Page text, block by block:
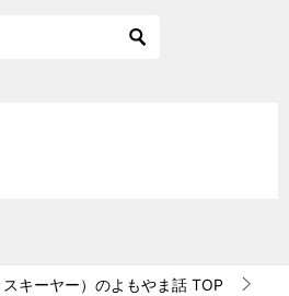
キーヤー）のよもやま話 TOP